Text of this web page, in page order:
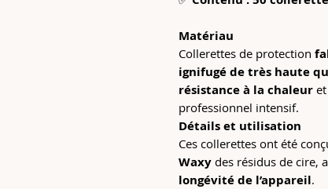
Matériau
Collerettes de protection
ignifugé de très haute
résistance à la chaleur
professionnel intensif.
Détails et utilisation
Ces collerettes ont été
Waxy des résidus de cire,
longévité de l’appareil.